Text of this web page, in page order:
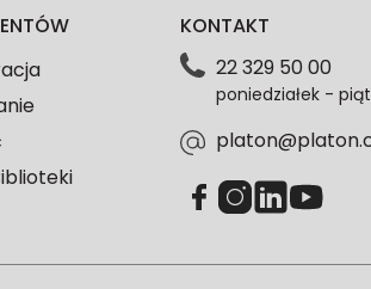
KONTAKT
22 329 50 00
poniedziałek -